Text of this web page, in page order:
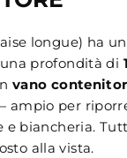
longue) ha
profondità di
vano
ampio per
e biancheria.
alla vista.